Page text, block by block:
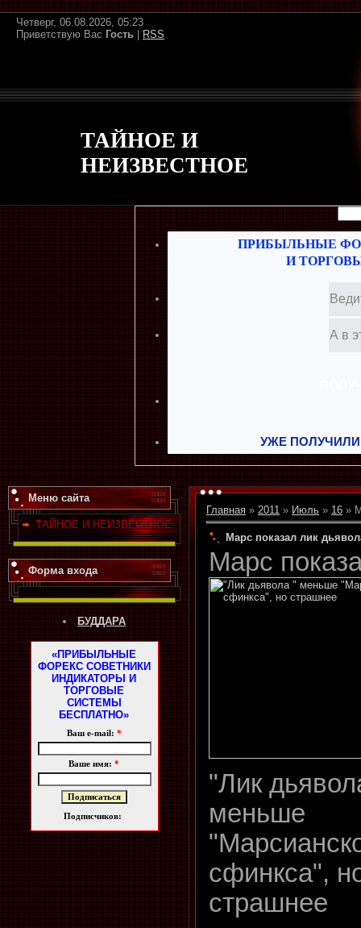
Четверг, 06.08.2026, 05:23
Приветствую Вас Гость RSS
ТАЙНОЕ И
НЕИЗВЕСТНОЕ
ПРИБЫЛЬНЫЕ
И
УЖЕ
Меню сайта
ТАЙНОЕ И НЕИЗВЕСТНОЕ
Форма входа
БУДДАРА
«ПРИБЫЛЬНЫЕ
ФОРЕКС СОВЕТНИКИ
ИНДИКАТОРЫ И
ТОРГОВЫЕ
СИСТЕМЫ
БЕСПЛАТНО»
Ваш e-mail: *
Ваше имя:*
Подписчиков:
Главная » 2011 » Июль » 16 »
Марс показал лик
Марс
"Лик
меньше
сфинкса",
страшнее